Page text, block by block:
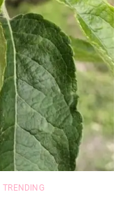
TRENDING